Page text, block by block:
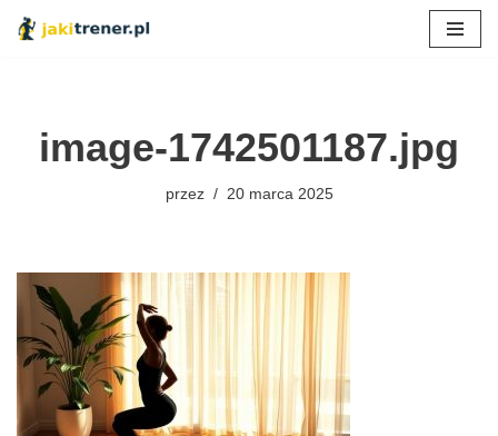
image-1742501187.jpg
przez 20 marca 2025